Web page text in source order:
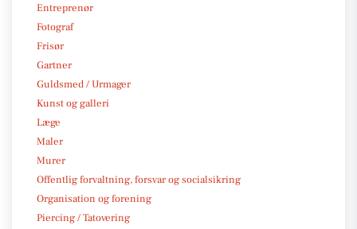
Entreprenør
Fotograf
Frisør
Gartner
Guldsmed / Urmager
Kunst og galleri
Læge
Maler
Murer
Offentlig forvaltning, forsvar og socialsikring
Organisation og forening
Piercing / Tatovering